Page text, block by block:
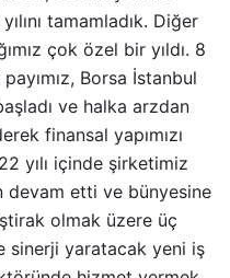
tamamladık. Diğer
çok özel bir yıldı. 8
Borsa İstanbul
ve halka arzdan
finansal yapımızı
yılı içinde şirketimiz
devam etti ve bünyesine
olmak üzere üç
sinerji yaratacak yeni iş